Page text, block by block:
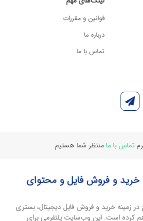
قوانین و مقررات
درباره ما
تماس با ما
تماس با ما منتظر شما هستیم
خرید و فروش فایل و محتوای
در زمینه خرید و فروش فایل دیجیتال، بستری
کرده است. این وب‌سایت‌ پلتفرمی برای